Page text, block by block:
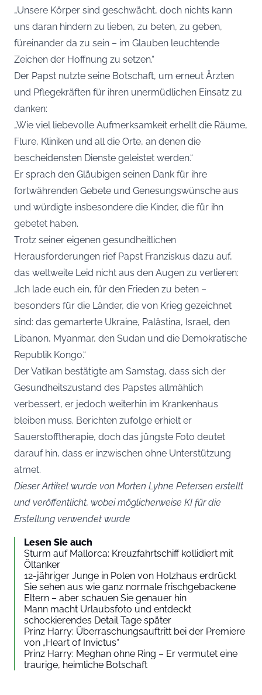
„Unsere Körper sind geschwächt, doch nichts kann
uns daran hindern zu lieben, zu beten, zu geben,
füreinander da zu sein – im Glauben leuchtende
Zeichen der Hoffnung zu setzen.“
Der Papst nutzte seine Botschaft, um erneut Ärzten
und Pflegekräften für ihren unermüdlichen Einsatz zu
danken:
„Wie viel liebevolle Aufmerksamkeit erhellt die Räume,
Flure, Kliniken und all die Orte, an denen die
bescheidensten Dienste geleistet werden.“
Er sprach den Gläubigen seinen Dank für ihre
fortwährenden Gebete und Genesungswünsche aus
und würdigte insbesondere die Kinder, die für ihn
gebetet haben.
Trotz seiner eigenen gesundheitlichen
Herausforderungen rief Papst Franziskus dazu auf,
das weltweite Leid nicht aus den Augen zu verlieren:
„Ich lade euch ein, für den Frieden zu beten –
besonders für die Länder, die von Krieg gezeichnet
sind: das gemarterte Ukraine, Palästina, Israel, den
Libanon, Myanmar, den Sudan und die Demokratische
Republik Kongo.“
Der Vatikan bestätigte am Samstag, dass sich der
Gesundheitszustand des Papstes allmählich
verbessert, er jedoch weiterhin im Krankenhaus
bleiben muss. Berichten zufolge erhielt er
Sauerstofftherapie, doch das jüngste Foto deutet
darauf hin, dass er inzwischen ohne Unterstützung
atmet.
Dieser Artikel wurde von Morten Lyhne Petersen erstellt
und veröffentlicht, wobei möglicherweise KI für die
Erstellung verwendet wurde
Lesen Sie auch
Sturm auf Mallorca: Kreuzfahrtschiff kollidiert mit
Öltanker
12-jähriger Junge in Polen von Holzhaus erdrückt
Sie sehen aus wie ganz normale frischgebackene
Eltern – aber schauen Sie genauer hin
Mann macht Urlaubsfoto und entdeckt
schockierendes Detail Tage später
Prinz Harry: Überraschungsauftritt bei der Premiere
von „Heart of Invictus“
Prinz Harry: Meghan ohne Ring – Er vermutet eine
traurige, heimliche Botschaft